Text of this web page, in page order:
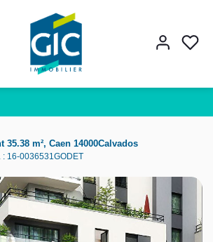
35.38 m², Caen 14000Calvados
: 16-0036531GODET